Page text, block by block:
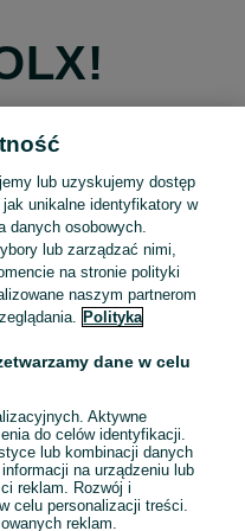
Facebooka
konto Apple
konto Google
lub uzyskujemy dostęp
unikalne identyfikatory w
danych osobowych.
lub zarządzać nimi,
na stronie polityki
naszym partnerom
Polityka
dane w celu
Aktywne
do celów identyfikacji.
lub kombinacji danych
na urządzeniu lub
reklam. Rozwój i
celu personalizacji treści.
reklam.